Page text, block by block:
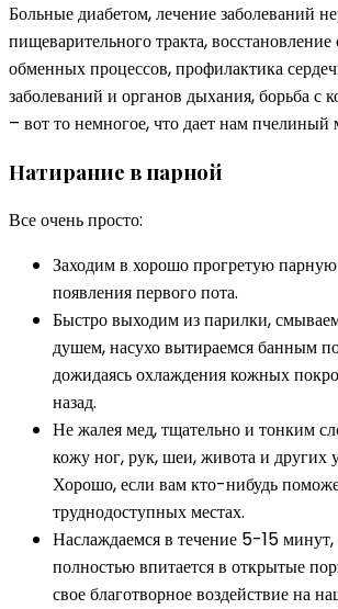
Больные диабетом, лечение заболеваний
пищеварительного тракта,
обменных процессов, профилактика
заболеваний и органов дыхания, борьба с
– вот то немногое, что дает нам пчелиный
Натирание в парной
Все очень просто:
Заходим в хорошо прогретую
появления первого пота.
Быстро выходим из парилки,
душем, насухо вытираемся банным
дожидаясь охлаждения кожных
назад.
Не жалея мед, тщательно и тонким
кожу ног, рук, шеи, живота и других
Хорошо, если вам кто-нибудь
труднодоступных местах.
Наслаждаемся в течение 5-15
полностью впитается в открытые
свое благотворное воздействие на